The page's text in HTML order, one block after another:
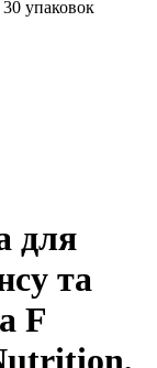
для
та
F